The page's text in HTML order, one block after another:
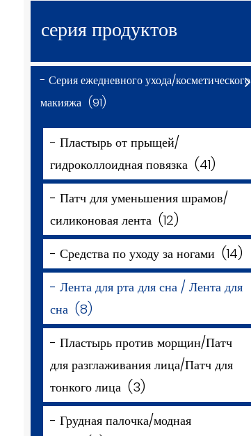
серия продуктов
- Серия ежедневного ухода/косметического
макияжа (91)
- Пластырь от прыщей/
гидроколлоидная повязка (41)
- Патч для уменьшения шрамов/
силиконовая лента (12)
- Средства по уходу за ногами (14)
- Лента для рта для сна / Лента для
сна (8)
- Пластырь против морщин/Патч
для разглаживания лица/Патч для
тонкого лица (3)
- Грудная палочка/модная